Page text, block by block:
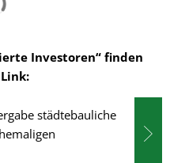
Investoren“ finden
städtebauliche